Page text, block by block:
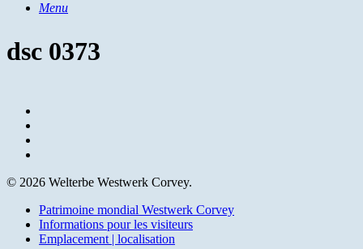
Menu
dsc 0373
© 2026 Welterbe Westwerk Corvey.
Close
Menu
Patrimoine mondial Westwerk Corvey
Informations pour les visiteurs
Emplacement | localisation